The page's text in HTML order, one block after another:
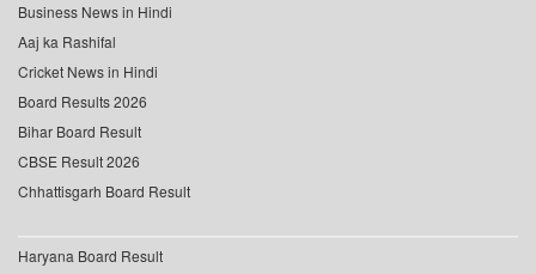
Business News in Hindi
Aaj ka Rashifal
Cricket News in Hindi
Board Results 2026
Bihar Board Result
CBSE Result 2026
Chhattisgarh Board Result
Haryana Board Result